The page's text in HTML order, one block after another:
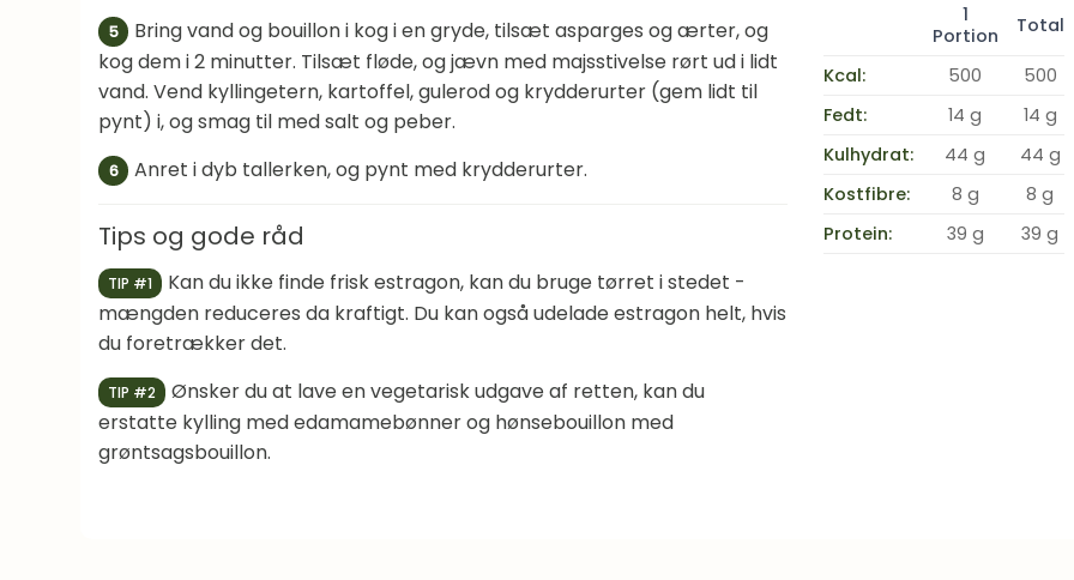
5
Bring vand og bouillon i kog i en gryde, tilsæt asparges og ærter, og
kog dem i 2 minutter. Tilsæt fløde, og jævn med majsstivelse rørt ud i lidt
vand. Vend kyllingetern, kartoffel, gulerod og krydderurter (gem lidt til
pynt) i, og smag til med salt og peber.
6 Anret i dyb tallerken, og pynt med krydderurter.
Tips og gode råd
TIP #1
Kan du ikke finde frisk estragon, kan du bruge tørret i stedet -
mængden reduceres da kraftigt. Du kan også udelade estragon helt, hvis
du foretrækker det.
TIP #2
Ønsker du at lave en vegetarisk udgave af retten, kan du
erstatte kylling med edamamebønner og hønsebouillon med
grøntsagsbouillon.
1
Portion
Total
Kcal: 500
500
Fedt:
14 g
14 g
Kulhydrat:
44 g
44 g
Kostfibre:
8 g
8 g
Protein:
39 g 39 g